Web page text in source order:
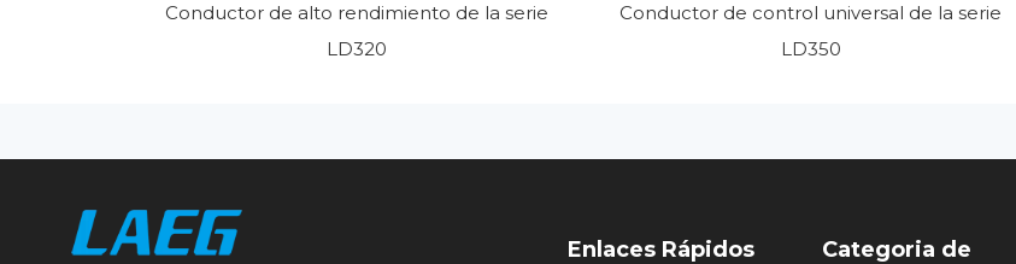
Conductor de alto rendimiento de la serie
LD320
Conductor de control universal de la serie
LD350
Enlaces Rápidos
Categoria de